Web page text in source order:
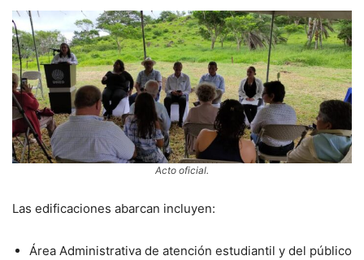
Acto oficial.
Las edificaciones abarcan incluyen:
Área Administrativa de atención estudiantil y del público